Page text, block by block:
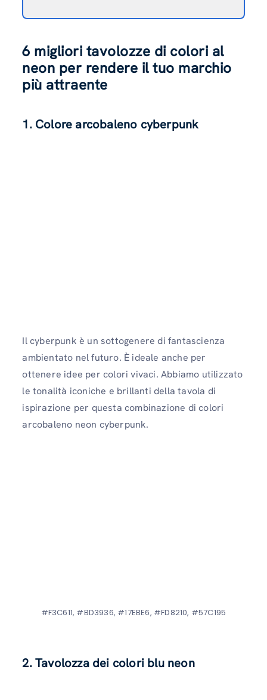
6 migliori tavolozze di colori al
neon per rendere il tuo marchio
più attraente
1. Colore arcobaleno cyberpunk
Il cyberpunk è un sottogenere di fantascienza
ambientato nel futuro. È ideale anche per
ottenere idee per colori vivaci. Abbiamo utilizzato
le tonalità iconiche e brillanti della tavola di
ispirazione per questa combinazione di colori
arcobaleno neon cyberpunk.
#F3C611, #BD3936, #17EBE6, #FD8210, #57C195
2. Tavolozza dei colori blu neon